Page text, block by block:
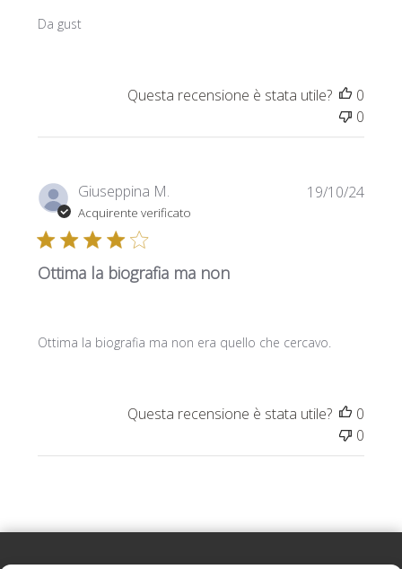
Da gust
Questa recensione è stata utile?
0
0
Giuseppina M.
Acquirente verificato
Ottima la biografia ma non
Ottima la biografia ma non era quello che cercavo.
Data
19/10/24
Questa recensione è stata utile?
0
0